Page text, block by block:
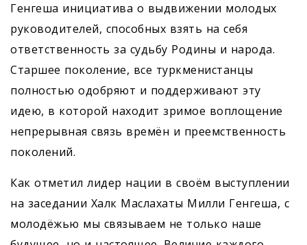
Генгеша инициатива о выдвижении молодых
руководителей, способных взять на себя
ответственность за судьбу Родины и народа.
Старшее поколение, все туркменистанцы
полностью одоб­ряют и поддерживают эту
идею, в которой находит зримое воплощение
непрерывная связь времён и преемственность
поколений.
Как отметил лидер нации в своём выступлении
на заседании Халк Маслахаты Милли Генгеша, с
молодёжью мы связываем не только наше